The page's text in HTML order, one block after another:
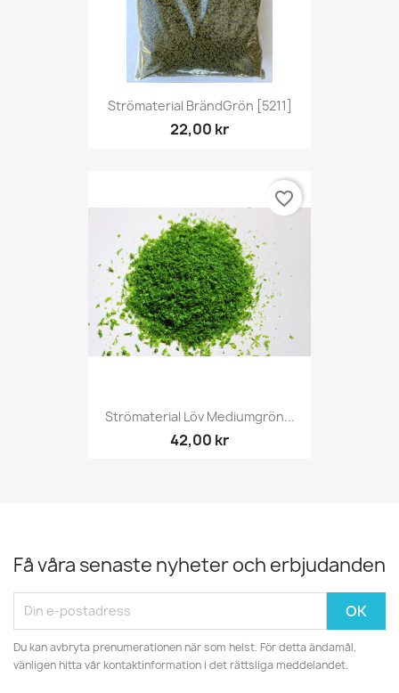
Strömaterial BrändGrön [5211]
22,00 kr
Strömaterial Löv Mediumgrön...
42,00 kr
favorite_border
Få våra senaste nyheter och erbjudanden
Du kan avbryta prenumerationen när som helst. För detta ändamål,
vänligen hitta vår kontaktinformation i det rättsliga meddelandet.